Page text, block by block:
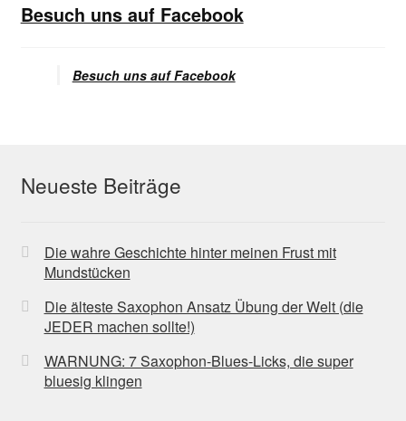
Besuch uns auf Facebook
Besuch uns auf Facebook
Neueste Beiträge
Die wahre Geschichte hinter meinen Frust mit
Mundstücken
Die älteste Saxophon Ansatz Übung der Welt (die
JEDER machen sollte!)
WARNUNG: 7 Saxophon-Blues-Licks, die super
bluesig klingen